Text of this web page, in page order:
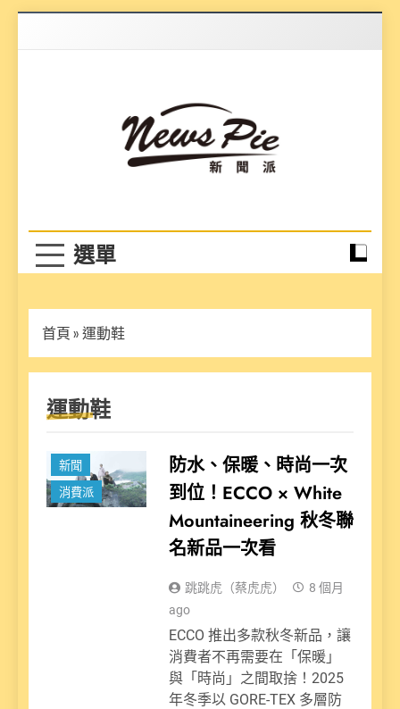
首頁 » 運動鞋
運動鞋
新聞
消費派
防水、保暖、時尚一次
到位！ECCO × White
Mountaineering 秋冬聯
名新品一次看
跳跳虎（蔡虎虎）
8 個月
ago
ECCO 推出多款秋冬新品，讓
消費者不再需要在「保暖」
與「時尚」之間取捨！2025
年冬季以 GORE-TEX 多層防